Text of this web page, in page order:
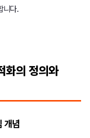
니다.
화의 정의와
개념